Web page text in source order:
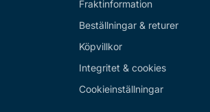
Fraktinformation
Beställningar & returer
Köpvillkor
Integritet & cookies
Cookieinställningar